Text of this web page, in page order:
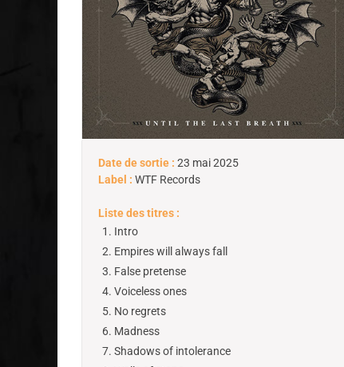
Date de sortie : 23 mai 2025
Label : WTF Records
Liste des titres :
Intro
Empires will always fall
False pretense
Voiceless ones
No regrets
Madness
Shadows of intolerance